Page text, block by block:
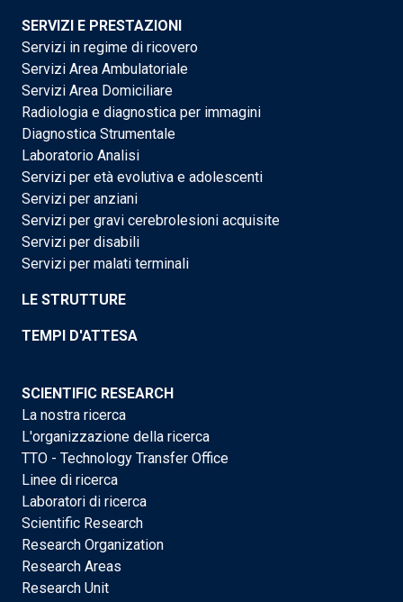
SERVIZI E PRESTAZIONI
Servizi in regime di ricovero
Servizi Area Ambulatoriale
Servizi Area Domiciliare
Radiologia e diagnostica per immagini
Diagnostica Strumentale
Laboratorio Analisi
Servizi per età evolutiva e adolescenti
Servizi per anziani
Servizi per gravi cerebrolesioni acquisite
Servizi per disabili
Servizi per malati terminali
LE STRUTTURE
TEMPI D'ATTESA
SCIENTIFIC RESEARCH
La nostra ricerca
L'organizzazione della ricerca
TTO - Technology Transfer Office
Linee di ricerca
Laboratori di ricerca
Scientific Research
Research Organization
Research Areas
Research Unit